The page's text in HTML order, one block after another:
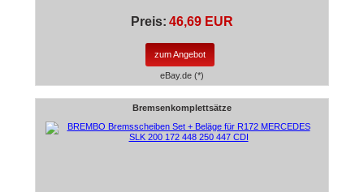
Preis: 46,69 EUR
zum Angebot
eBay.de (*)
Bremsenkomplettsätze